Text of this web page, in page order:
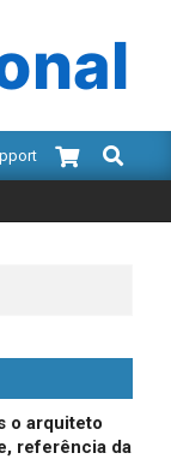
Search
o arquiteto
referência da